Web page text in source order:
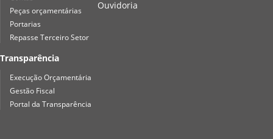
Peças orçamentárias
Portarias
Repasse Terceiro Setor
Transparência
Execução Orçamentária
Gestão Fiscal
Portal da Transparência
Ouvidoria